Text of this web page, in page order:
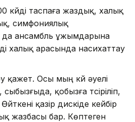
күйді таспаға жаздық, халық
симфониялық
да ансамбль ұжымдарына
халық арасында насихаттау
қажет. Осы мың күй әуелі
қобызға түсіріліп,
қазір дискіде кейбір
жазбасы бар. Көптеген